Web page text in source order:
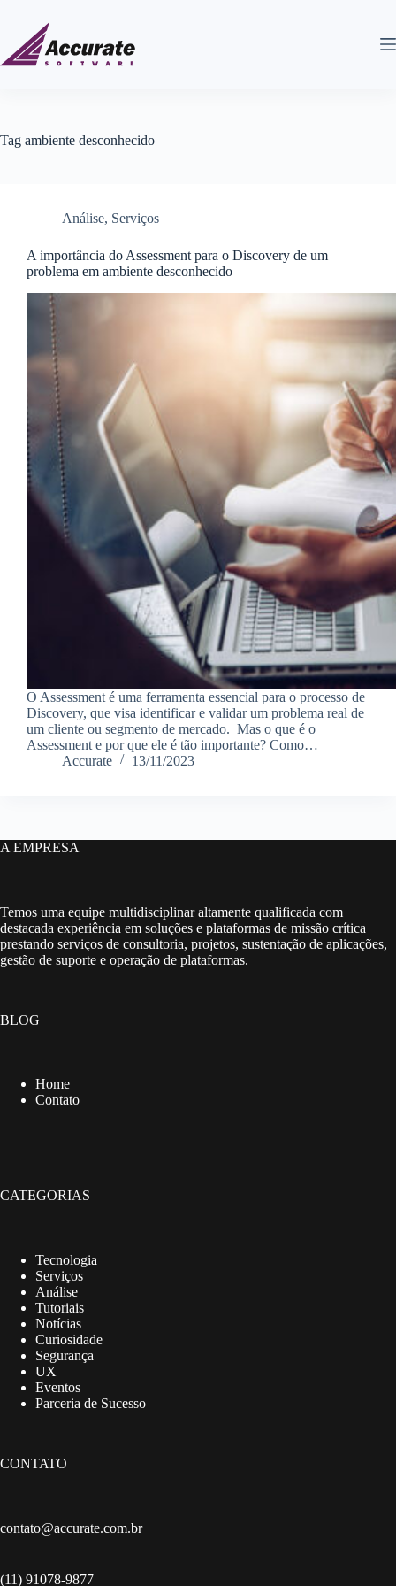
Tag ambiente desconhecido
Análise, Serviços
A importância do Assessment para o Discovery de um
problema em ambiente desconhecido
O Assessment é uma ferramenta essencial para o processo de
Discovery, que visa identificar e validar um problema real de
um cliente ou segmento de mercado. Mas o que é o
Assessment e por que ele é tão importante? Como…
Accurate
13/11/2023
A EMPRESA
Temos uma equipe multidisciplinar altamente qualificada com
destacada experiência em soluções e plataformas de missão crítica
prestando serviços de consultoria, projetos, sustentação de aplicações,
gestão de suporte e operação de plataformas.
BLOG
Home
Contato
CATEGORIAS
Tecnologia
Serviços
Análise
Tutoriais
Notícias
Curiosidade
Segurança
UX
Eventos
Parceria de Sucesso
CONTATO
contato@accurate.com.br
(11) 91078-9877